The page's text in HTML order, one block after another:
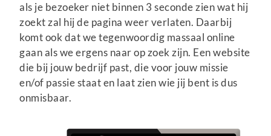
als je bezoeker niet binnen 3 seconde zien wat hij
zoekt zal hij de pagina weer verlaten. Daarbij
komt ook dat we tegenwoordig massaal online
gaan als we ergens naar op zoek zijn. Een website
die bij jouw bedrijf past, die voor jouw missie
en/of passie staat en laat zien wie jij bent is dus
onmisbaar.